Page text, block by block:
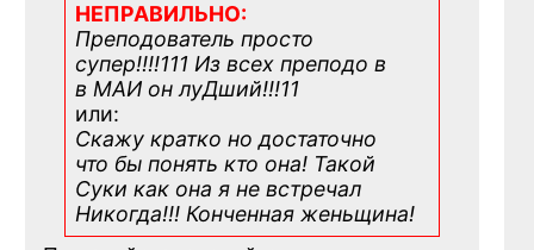
НЕПРАВИЛЬНО:
Преподователь просто
супер!!!!111 Из всех преподо в
в МАИ он луДший!!!11
или:
Скажу кратко но достаточно
что бы понять кто она! Такой
Суки как она я не встречал
Никогда!!! Конченная женьщина!